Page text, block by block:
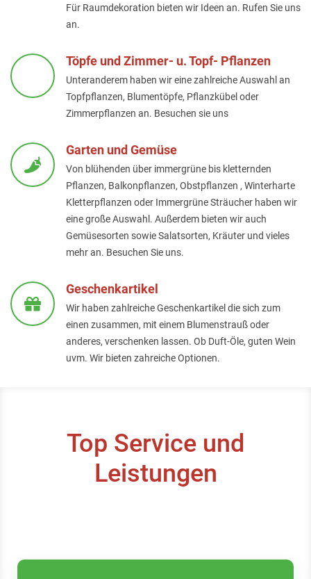
Für Raumdekoration bieten wir Ideen an. Rufen Sie uns
an.
Töpfe und Zimmer- u. Topf- Pflanzen
Unteranderem haben wir eine zahlreiche Auswahl an
Topfpflanzen, Blumentöpfe, Pflanzkübel oder
Zimmerpflanzen an. Besuchen sie uns
Garten und Gemüse
Von blühenden über immergrüne bis kletternden
Pflanzen, Balkonpflanzen, Obstpflanzen , Winterharte
Kletterpflanzen oder Immergrüne Sträucher haben wir
eine große Auswahl. Außerdem bieten wir auch
Gemüsesorten sowie Salatsorten, Kräuter und vieles
mehr an. Besuchen Sie uns.
Geschenkartikel
Wir haben zahlreiche Geschenkartikel die sich zum
einen zusammen, mit einem Blumenstrauß oder
anderes, verschenken lassen. Ob Duft-Öle, guten Wein
uvm. Wir bieten zahreiche Optionen.
Top Service und
Leistungen